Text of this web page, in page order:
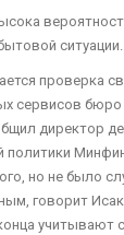
ситуации.
проверка
сервисов
директор
но не было
говорит
учитывают